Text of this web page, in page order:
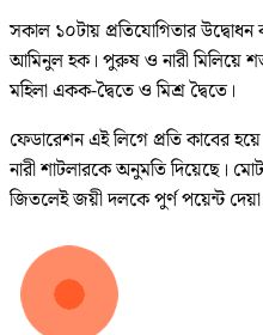
সকাল ১০টায় প্রতিযোগিতার উদ্বোধন
আমিনুল হক। পুরুষ ও নারী মিলিয়ে
মহিলা একক-দ্বৈতে ও মিশ্র দ্বৈতে।
ফেডারেশন এই লিগে প্রতি
নারী শাটলারকে অনুমতি দিয়েছে।
জিতলেই জয়ী দলকে পুর্ণ পয়েন্ট দেয়া